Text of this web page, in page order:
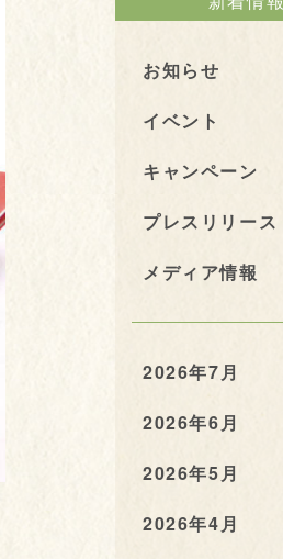
お知らせ
イベント
キャンペーン
プレスリリース
メディア情報
2026年7月
2026年6月
2026年5月
2026年4月